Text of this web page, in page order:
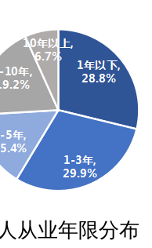
业年限分布